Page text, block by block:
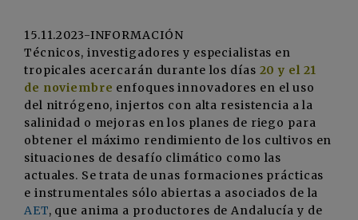
15.11.2023-INFORMACIÓN
Técnicos, investigadores y especialistas en
tropicales acercarán durante los días 20 y el 21
de noviembre enfoques innovadores en el uso
del nitrógeno, injertos con alta resistencia a la
salinidad o mejoras en los planes de riego para
obtener el máximo rendimiento de los cultivos en
situaciones de desafío climático como las
actuales. Se trata de unas formaciones prácticas
e instrumentales sólo abiertas a asociados de la
AET, que anima a productores de Andalucía y de